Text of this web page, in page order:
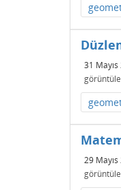
31 Mayıs
29 Mayıs